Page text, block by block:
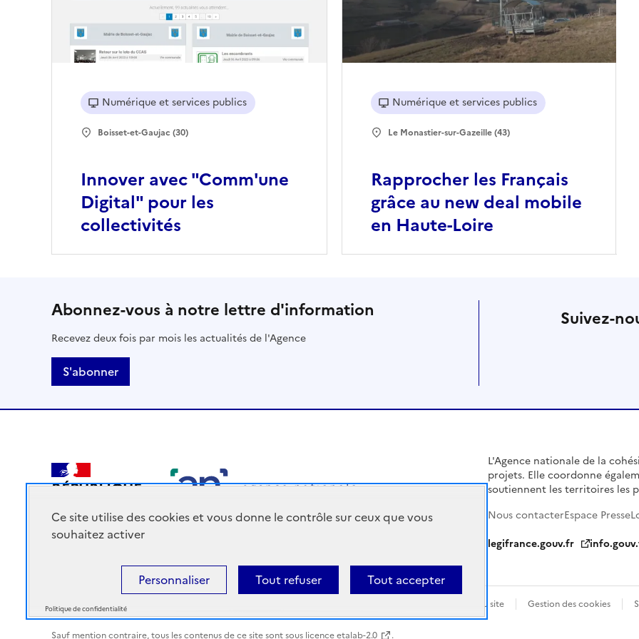
Ce site utilise des cookies et vous donne le contrôle sur ceux que vous
souhaitez activer
Tout accepter
Tout refuser
Personnaliser
Politique de confidentialité
Innover avec "Comm'une
Digital" pour les
collectivités
Numérique et services publics
Boisset-et-Gaujac (30)
Rapprocher les Français
grâce au new deal mobile
en Haute-Loire
Numérique et services publics
Le Monastier-sur-Gazeille (43)
Abonnez-vous à notre lettre d'information
Recevez deux fois par mois les actualités de l'Agence
S'abonner
Suivez-
RÉPUBLIQUE
L'Agence nationale de la
projets. Elle coordonne
soutiennent les territoires les
Nous contacterEspace Presse
legifrance.gouv.fr
Accessibilité : Partiellement conforme Plan du site Gestion des cookies
Sauf mention contraire, tous les contenus de ce site sont sous licence etalab-2.0 .